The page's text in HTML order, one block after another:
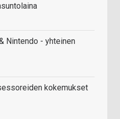
Nintendo - yhteinen
kokemukset